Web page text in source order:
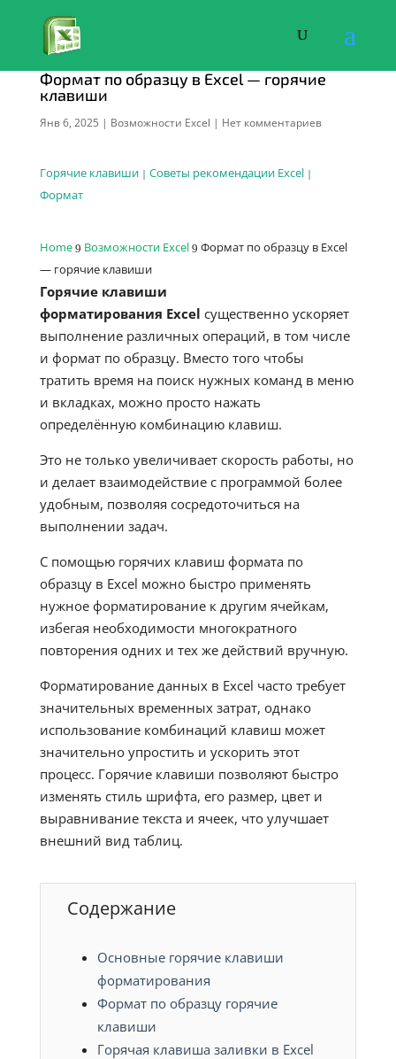
Формат по образцу в Excel — горячие
клавиши
Янв 6, 2025 | Возможности Excel | Нет комментариев
Горячие клавиши| Советы рекомендации Excel |
Формат
Home 9 Возможности Excel 9 Формат по образцу в Excel
— горячие клавиши
Горячие клавиши
форматирования Excel существенно ускоряет
выполнение различных операций, в том числе
и формат по образцу. Вместо того чтобы
тратить время на поиск нужных команд в меню
и вкладках, можно просто нажать
определённую комбинацию клавиш.
Это не только увеличивает скорость работы, но
и делает взаимодействие с программой более
удобным, позволяя сосредоточиться на
выполнении задач.
С помощью горячих клавиш формата по
образцу в Excel можно быстро применять
нужное форматирование к другим ячейкам,
избегая необходимости многократного
повторения одних и тех же действий вручную.
Форматирование данных в Excel часто требует
значительных временных затрат, однако
использование комбинаций клавиш может
значительно упростить и ускорить этот
процесс. Горячие клавиши позволяют быстро
изменять стиль шрифта, его размер, цвет и
выравнивание текста и ячеек, что улучшает
внешний вид таблиц.
Содержание
Основные горячие клавиши
форматирования
Формат по образцу горячие
клавиши
Горячая клавиша заливки в Excel